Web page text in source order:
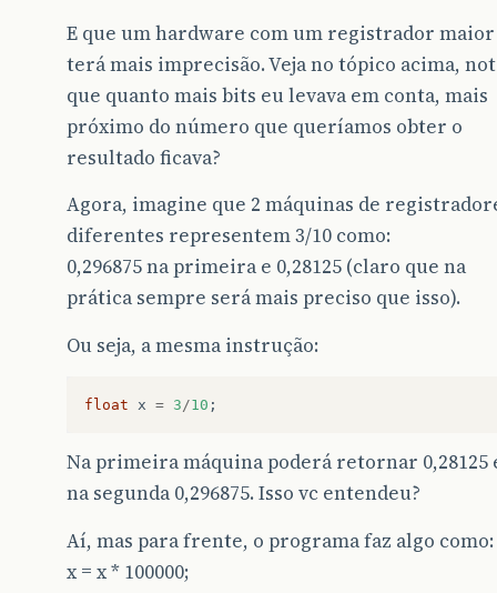
E que um hardware com um registrador maior
terá mais imprecisão. Veja no tópico acima,
que quanto mais bits eu levava em conta, mais
próximo do número que queríamos obter o
resultado ficava?
Agora, imagine que 2 máquinas de
diferentes representem 3/10 como:
0,296875 na primeira e 0,28125 (claro que na
prática sempre será mais preciso que isso).
Ou seja, a mesma instrução:
float x = 3/10 ;
Na primeira máquina poderá retornar 0,28125
na segunda 0,296875. Isso vc entendeu?
Aí, mas para frente, o programa faz algo como:
x = x * 100000;